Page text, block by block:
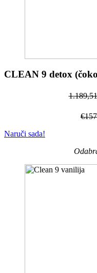
CLEAN 9 detox
Naruči sada!